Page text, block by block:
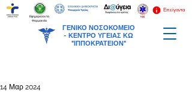
ΓΕΝΙΚΟ ΝΟΣΟΚΟΜΕΙΟ
- ΚΕΝΤΡΟ ΥΓΕΙΑΣ ΚΩ
"ΙΠΠΟΚΡΑΤΕΙΟΝ"
Επείγοντα
Εφημερεύοντα
Φαρμακεία
14 Μαρ 2024